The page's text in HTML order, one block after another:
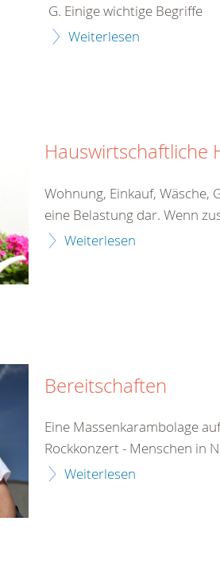
G. Einige wichtige Begriffe
Weiterlesen
Hauswirtschaftliche
Wohnung, Einkauf, Wäsche,
eine Belastung dar. Wenn
Weiterlesen
Bereitschaften
Eine Massenkarambolage
Rockkonzert - Menschen in
Weiterlesen